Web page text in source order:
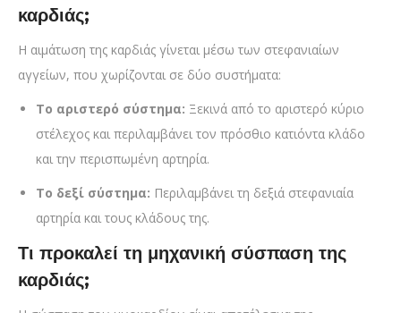
καρδιάς;
Η αιμάτωση της καρδιάς γίνεται μέσω των στεφανιαίων
αγγείων, που χωρίζονται σε δύο συστήματα:
Το αριστερό σύστημα: Ξεκινά από το αριστερό κύριο
στέλεχος και περιλαμβάνει τον πρόσθιο κατιόντα κλάδο
και την περισπωμένη αρτηρία.
Το δεξί σύστημα: Περιλαμβάνει τη δεξιά στεφανιαία
αρτηρία και τους κλάδους της.
Τι προκαλεί τη μηχανική σύσπαση της
καρδιάς;